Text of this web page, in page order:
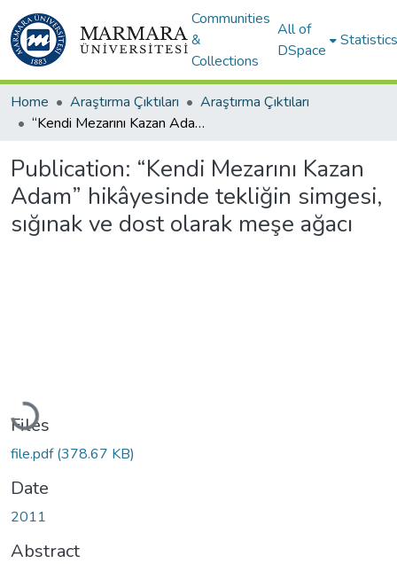
Communities
&
Collections
All of
DSpace
Statistics
Home Araştırma Çıktıları
Araştırma Çıktıları
“Kendi Mezarını Kazan Adam” hikâyesinde tekliğin simgesi, sığınak ve dost olarak meşe ağacı
Publication: “Kendi Mezarını Kazan
Adam” hikâyesinde tekliğin simgesi,
sığınak ve dost olarak meşe ağacı
Loading...
Files
file.pdf(378.67 KB)
Date
2011
Abstract